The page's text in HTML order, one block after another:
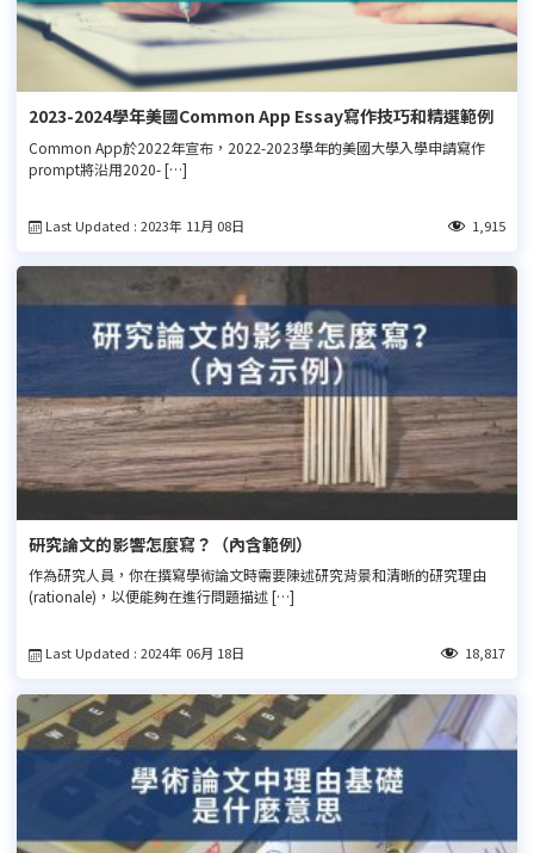
2023-2024學年美國Common App Essay寫作技巧和精選範例
Common App於2022年宣布，2022-2023學年的美國大學入學申請寫作
prompt將沿用2020- […]
Last Updated : 2023年 11月 08日 1,915
研究論文的影響怎麼寫？（內含範例）
作為研究人員，你在撰寫學術論文時需要陳述研究背景和清晰的研究理由
(rationale)，以便能夠在進行問題描述 […]
Last Updated : 2024年 06月 18日 18,817